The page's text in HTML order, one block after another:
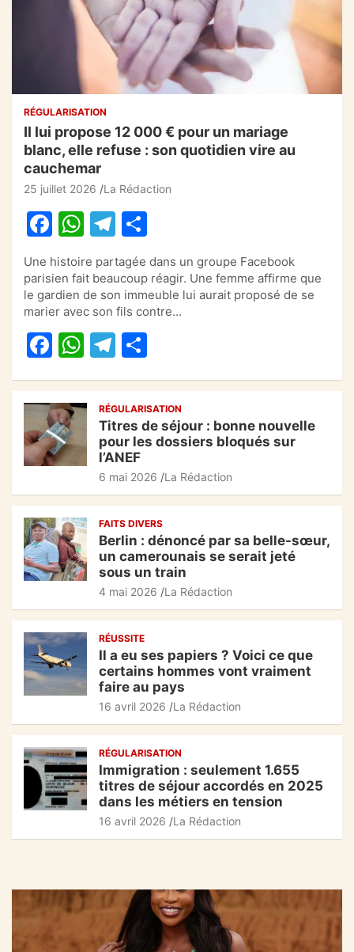
RÉGULARISATION
Il lui propose 12 000 € pour un mariage
blanc, elle refuse : son quotidien vire au
cauchemar
25 juillet 2026 La Rédaction
F
a
c
e
b
o
o
k
W
at
s
A
p
p
T
el
e
gr
a
m
ar
ta
g
er
Une histoire partagée dans un groupe Facebook
parisien fait beaucoup réagir. Une femme affirme que
le gardien de son immeuble lui aurait proposé de se
marier avec son fils contre…
F
c
e
b
o
o
k
W
at
s
A
p
p
T
gr
a
m
g
er
RÉGULARISATION
Titres de séjour : bonne nouvelle
pour les dossiers bloqués sur
l’ANEF
6 mai 2026 La Rédaction
FAITS DIVERS
Berlin : dénoncé par sa belle-sœur,
un camerounais se serait jeté
sous un train
4 mai 2026 La Rédaction
RÉUSSITE
Il a eu ses papiers ? Voici ce que
certains hommes vont vraiment
faire au pays
16 avril 2026 La Rédaction
RÉGULARISATION
Immigration : seulement 1.655
titres de séjour accordés en 2025
dans les métiers en tension
16 avril 2026 La Rédaction